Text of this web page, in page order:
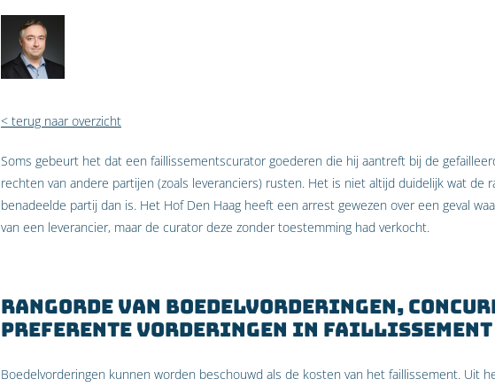
< terug naar overzicht
Soms gebeurt het dat een faillissementscurator goederen die hij aantreft bij de
rechten van andere partijen (zoals leveranciers) rusten. Het is niet altijd duidelijk wat de
benadeelde partij dan is. Het Hof Den Haag heeft een arrest gewezen over een geval
van een leverancier, maar de curator deze zonder toestemming had verkocht.
Rangorde van boedelvorderingen,
preferente vorderingen in faillissement
Boedelvorderingen kunnen worden beschouwd als de kosten van het faillissement. Uit